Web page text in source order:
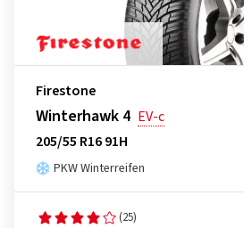
Firestone
Winterhawk 4 EV-c
205/55 R16 91H
PKW Winterreifen
(25)